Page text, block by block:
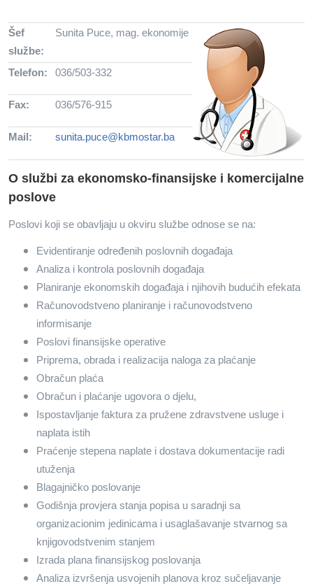
Šef
službe:
Sunita Puce, mag. ekonomije
Telefon: 036/503-332
Fax: 036/576-915
Mail: sunita.puce@kbmostar.ba
O službi za ekonomsko-finansijske i komercijalne
poslove
Poslovi koji se obavljaju u okviru službe odnose se na:
Evidentiranje određenih poslovnih događaja
Analiza i kontrola poslovnih događaja
Planiranje ekonomskih događaja i njihovih budućih efekata
Računovodstveno planiranje i računovodstveno
informisanje
Poslovi finansijske operative
Priprema, obrada i realizacija naloga za plaćanje
Obračun plaća
Obračun i plaćanje ugovora o djelu,
Ispostavljanje faktura za pružene zdravstvene usluge i
naplata istih
Praćenje stepena naplate i dostava dokumentacije radi
utuženja
Blagajničko poslovanje
Godišnja provjera stanja popisa u saradnji sa
organizacionim jedinicama i usaglašavanje stvarnog sa
knjigovodstvenim stanjem
Izrada plana finansijskog poslovanja
Analiza izvršenja usvojenih planova kroz sučeljavanje